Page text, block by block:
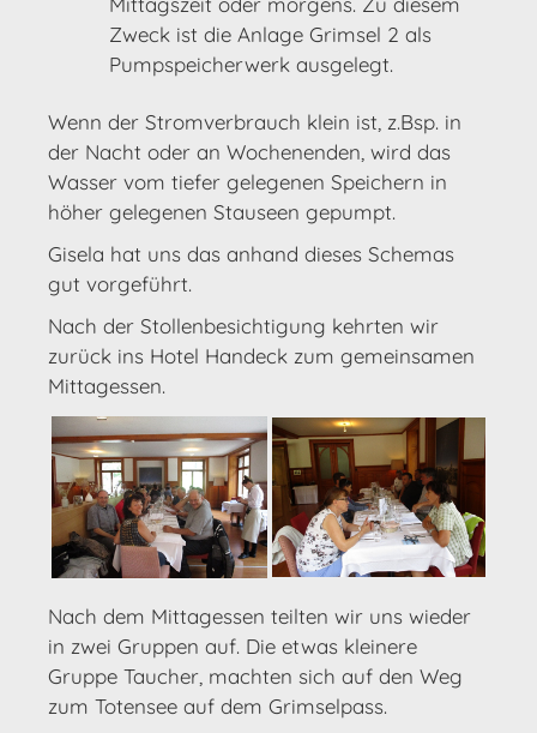
Zweck ist die Anlage Grimsel 2 als
Pumpspeicherwerk ausgelegt.
Wenn der Stromverbrauch klein ist, z.Bsp. in
der Nacht oder an Wochenenden, wird das
Wasser vom tiefer gelegenen Speichern in
höher gelegenen Stauseen gepumpt.
Gisela hat uns das anhand dieses Schemas
gut vorgeführt.
Nach der Stollenbesichtigung kehrten wir
zurück ins Hotel Handeck zum gemeinsamen
Mittagessen.
Nach dem Mittagessen teilten wir uns wieder
in zwei Gruppen auf. Die etwas kleinere
Gruppe Taucher, machten sich auf den Weg
zum Totensee auf dem Grimselpass.